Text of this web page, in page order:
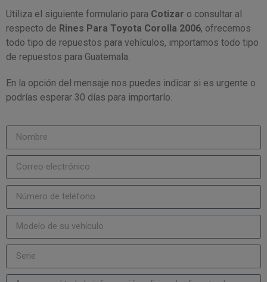
Utiliza el siguiente formulario para Cotizar o consultar al
respecto de Rines Para Toyota Corolla 2006, ofrecemos
todo tipo de repuestos para vehículos, importamos todo tipo
de repuestos para Guatemala.
En la opción del mensaje nos puedes indicar si es urgente o
podrías esperar 30 días para importarlo.